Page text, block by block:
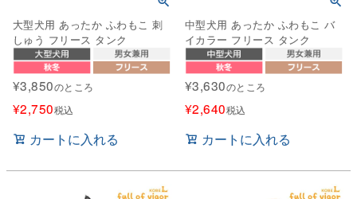
大型犬用 あったか ふわもこ 刺
しゅう フリース タンク
¥3,850のところ
¥2,750税込
カートに入れる
中型犬用 あったか ふわもこ バ
イカラー フリース タンク
¥3,630のところ
¥2,640税込
カートに入れる